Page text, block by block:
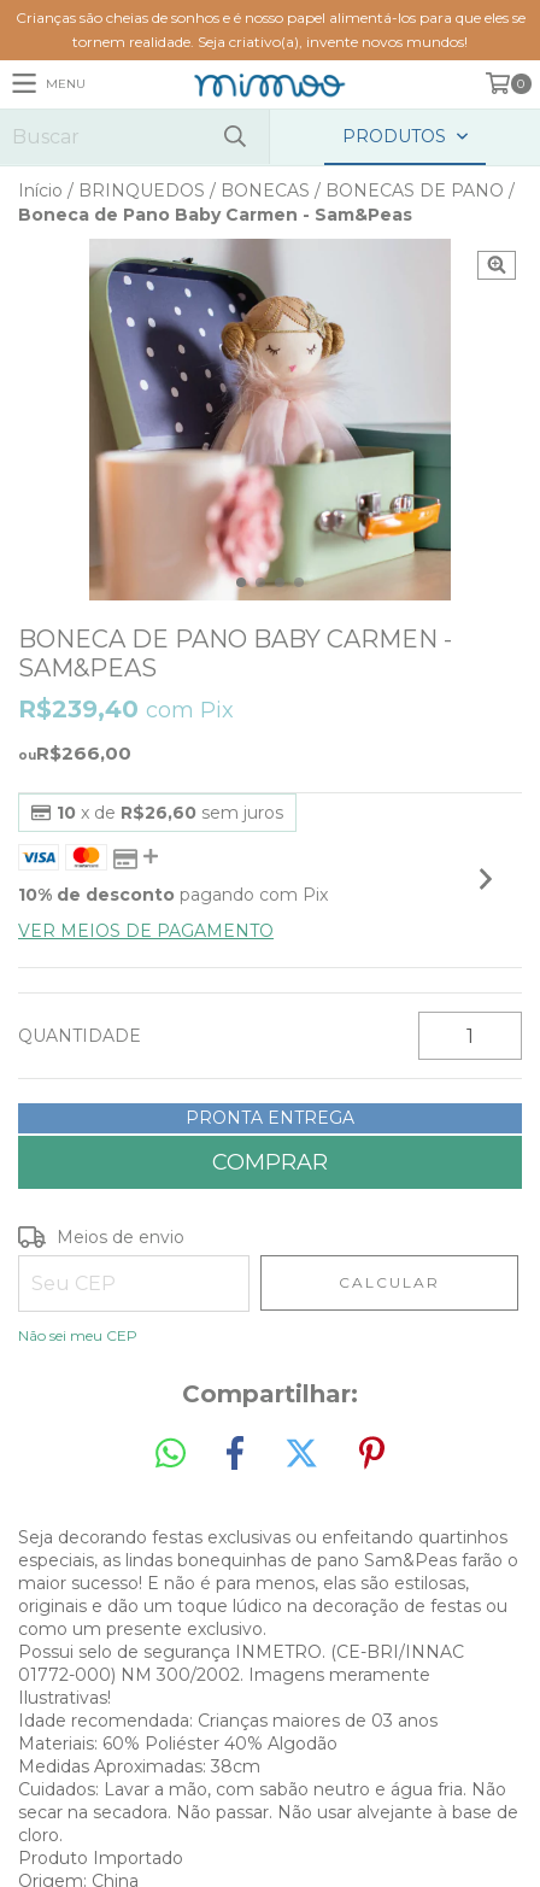
Crianças são cheias de sonhos e é nosso papel alimentá-los para que eles se
tornem realidade. Seja criativo(a), invente novos mundos!
MENU 0
PRODUTOS
Início / BRINQUEDOS / BONECAS / BONECAS DE PANO /
Boneca de Pano Baby Carmen - Sam&Peas
BONECA DE PANO BABY CARMEN -
SAM&PEAS
R$266,00
R$239,40 com Pix
10 x de R$26,60 sem juros
10% de desconto pagando com Pix
VER MEIOS DE PAGAMENTO
QUANTIDADE
PRONTA ENTREGA
Entregas para o CEP:
Meios de envio
CALCULAR
Não sei meu CEP
Compartilhar:
Seja decorando festas exclusivas ou enfeitando quartinhos
especiais, as lindas bonequinhas de pano Sam&Peas farão o
maior sucesso! E não é para menos, elas são estilosas,
originais e dão um toque lúdico na decoração de festas ou
como um presente exclusivo.
Possui selo de segurança INMETRO. (CE-BRI/INNAC
01772-000) NM 300/2002. Imagens meramente
Ilustrativas!
Idade recomendada: Crianças maiores de 03 anos
Materiais: 60% Poliéster 40% Algodão
Medidas Aproximadas: 38cm
Cuidados: Lavar a mão, com sabão neutro e água fria. Não
secar na secadora. Não passar. Não usar alvejante à base de
cloro.
Produto Importado
Origem: China